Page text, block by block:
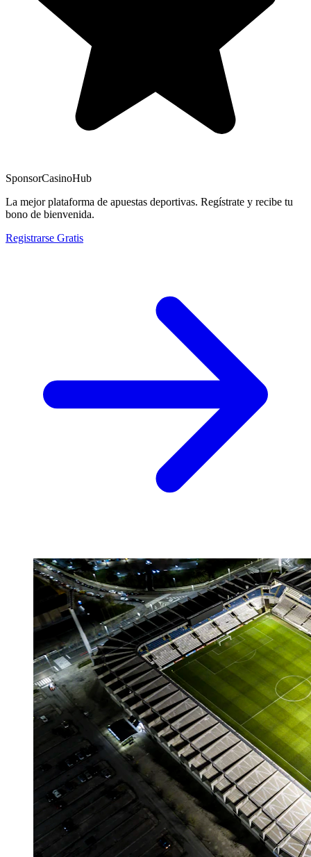
SponsorCasinoHub
La mejor plataforma de apuestas deportivas. Regístrate y recibe tu
bono de bienvenida.
Registrarse Gratis